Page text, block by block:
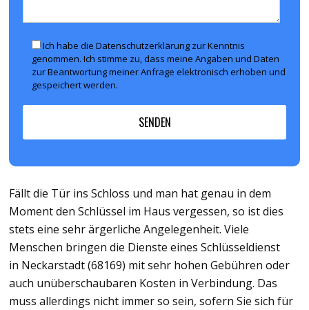
Ich habe die Datenschutzerklärung zur Kenntnis
genommen. Ich stimme zu, dass meine Angaben und Daten
zur Beantwortung meiner Anfrage elektronisch erhoben und
gespeichert werden.
Fällt die Tür ins Schloss und man hat genau in dem
Moment den Schlüssel im Haus vergessen, so ist dies
stets eine sehr ärgerliche Angelegenheit. Viele
Menschen bringen die Dienste eines Schlüsseldienst
in Neckarstadt (68169) mit sehr hohen Gebühren oder
auch unüberschaubaren Kosten in Verbindung. Das
muss allerdings nicht immer so sein, sofern Sie sich für